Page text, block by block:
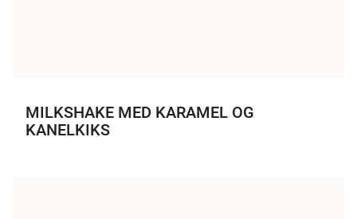
MILKSHAKE MED KARAMEL OG
KANELKIKS